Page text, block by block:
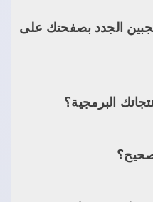
الجدد بصفحتك على
البرمجية؟